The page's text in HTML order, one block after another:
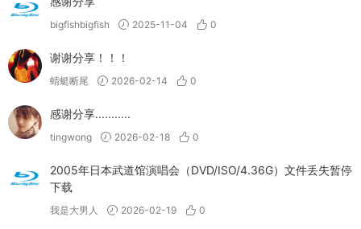
bigfishbigfish 2025-11-04 0
谢谢分享！！！
蜻蜓断尾 2026-02-14 0
感谢分享...........
tingwong 2026-02-18 0
2005年日本武道馆演唱会（DVD/ISO/4.36G）文件丢失暂停
下载
我是大男人 2026-02-19 0